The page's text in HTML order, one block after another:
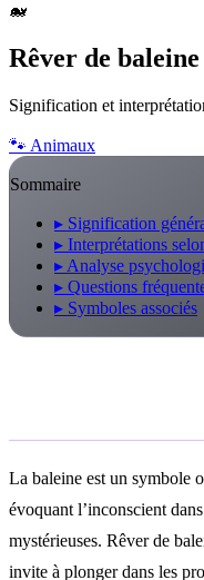
🐋
Rêver de baleine
Signification et
🐾 Animaux
Sommaire
▸ Signification
▸ Interprétations
▸ Analyse
▸ Questions
▸ Symboles associés
La baleine est un symbole
évoquant l’inconscient
mystérieuses. Rêver de
invite à plonger dans les